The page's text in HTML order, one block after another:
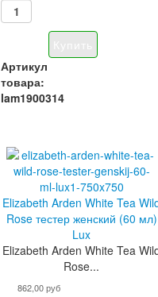
Артикул
товара:
lam1900314
Elizabeth Arden White Tea
Rose тестер женский (60 мл)
Lux
Elizabeth Arden White Tea
Rose...
862,00 руб